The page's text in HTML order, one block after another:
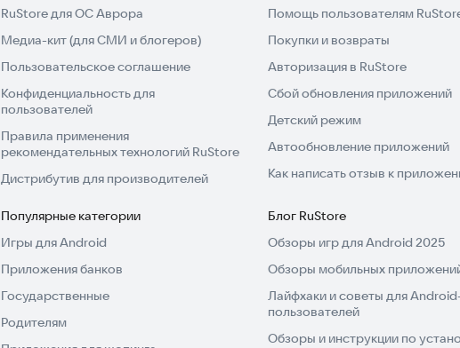
RuStore для ОС Аврора
Медиа-кит (для СМИ и блогеров)
Пользовательское соглашение
Конфиденциальность для
пользователей
Правила применения
рекомендательных технологий RuStore
Дистрибутив для производителей
Помощь пользователям
Покупки и возвраты
Авторизация в RuStore
Сбой обновления приложений
Детский режим
Автообновление приложений
Как написать отзыв к
Популярные категории
Игры для Android
Приложения банков
Государственные
Родителям
Блог RuStore
Обзоры игр для Android 2025
Обзоры мобильных
Лайфхаки и советы для
пользователей
Обзоры и инструкции по